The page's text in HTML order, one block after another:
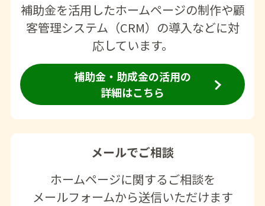
補助金を活用したホームページの制作や顧
客管理システム（CRM）の導入などに対
応しています。
補助金・助成金の活用の
詳細はこちら
メールでご相談
ホームページに関するご相談を
メールフォームから送信いただけます